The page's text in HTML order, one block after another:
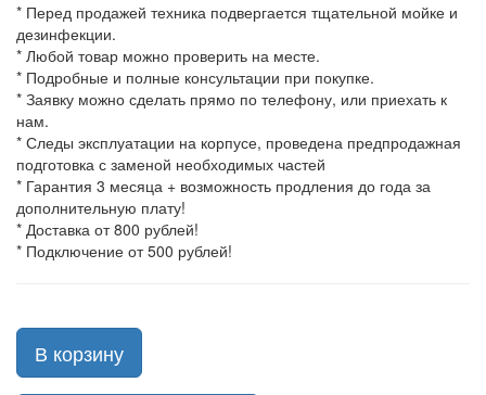
* Перед продажей техника подвергается тщательной мойке и
дезинфекции.
* Любой товар можно проверить на месте.
* Подробные и полные консультации при покупке.
* Заявку можно сделать прямо по телефону, или приехать к
нам.
* Следы эксплуатации на корпусе, проведена предпродажная
подготовка с заменой необходимых частей
* Гарантия 3 месяца + возможность продления до года за
дополнительную плату!
* Доставка от 800 рублей!
* Подключение от 500 рублей!
В корзину